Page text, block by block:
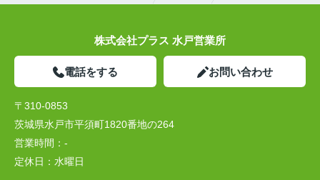
株式会社プラス 水戸営業所
電話をする お問い合わせ
〒310-0853
茨城県水戸市平須町1820番地の264
営業時間： -
定休日： 水曜日